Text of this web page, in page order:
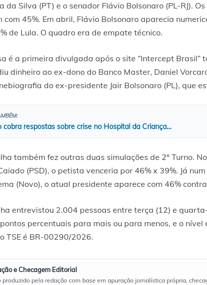
da Silva (PT) e o senador Flávio Bolsonaro (PL-RJ).
com 45%. Em abril, Flávio Bolsonaro aparecia
de Lula. O quadro era de empate técnico.
é a primeira divulgada após o site “Intercept Brasil”
dinheiro ao ex-dono do Banco Master, Daniel
do ex-presidente Jair Bolsonaro (PL), que
cobra respostas sobre crise no Hospital da Criança…
também fez outras duas simulações de 2º Turno.
(PSD), o petista venceria por 46% x 39%. Já
(Novo), o atual presidente aparece com 46%
entrevistou 2.004 pessoas entre terça (12) e
percentuais para mais ou para menos, e o nível
TSE é BR-00290/2026.
e Checagem Editorial
produzido pela redação com base em apuração jornalística própria,